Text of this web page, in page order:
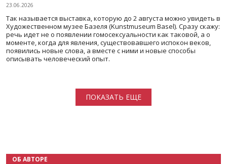
23.06.2026
Так называется выставка, которую до 2 августа можно увидеть в
Художественном музее Базеля (Kunstmuseum Basel). Сразу скажу:
речь идет не о появлении гомосексуальности как таковой, а о
моменте, когда для явления, существовавшего испокон веков,
появились новые слова, а вместе с ними и новые способы
описывать человеческий опыт.
ПОКАЗАТЬ ЕЩЕ
ОБ АВТОРЕ